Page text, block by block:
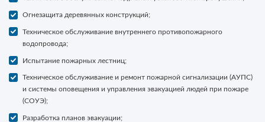
Огнезащита деревянных конструкций;
Техническое обслуживание внутреннего противопожарного
водопровода;
Испытание пожарных лестниц;
Техническое обслуживание и ремонт пожарной сигнализации (АУПС)
и cистемы оповещения и управления эвакуацией людей при пожаре
(СОУЭ);
Разработка планов эвакуации;